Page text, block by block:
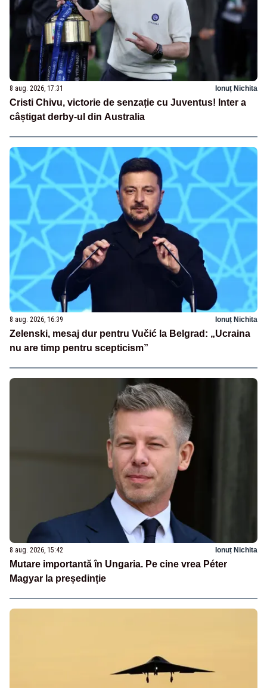
8 aug. 2026, 17:31 Ionuț Nichita
Cristi Chivu, victorie de senzație cu Juventus! Inter a
câștigat derby-ul din Australia
8 aug. 2026, 16:39 Ionuț Nichita
Zelenski, mesaj dur pentru Vučić la Belgrad: „Ucraina
nu are timp pentru scepticism”
8 aug. 2026, 15:42 Ionuț Nichita
Mutare importantă în Ungaria. Pe cine vrea Péter
Magyar la președinție